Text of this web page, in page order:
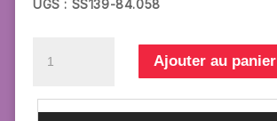
UGS : SS139-84.058
de
16grs
Ajouter au panier